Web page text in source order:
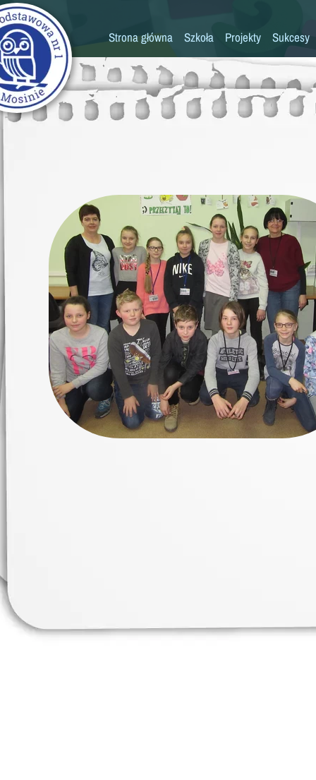
Strona główna Szkoła
Historia szkoły
Kadra pedagogiczna
Psycholog
Rada rodziców
Biblioteka
Stołówka
Świetlica
Kronika
Projekty
Erasmus+ Przez
Erasmus+ Mózgi w
Sukcesy